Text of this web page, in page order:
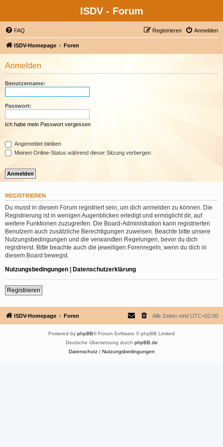
ISDV - Forum
FAQ Anmelden
Registrieren
ISDV-Homepage Foren
Anmelden
Benutzername:
Passwort:
Ich habe mein Passwort vergessen
Angemeldet bleiben
Meinen Online-Status während dieser Sitzung verbergen
REGISTRIEREN
Du musst in diesem Forum registriert sein, um dich anmelden zu können. Die
Registrierung ist in wenigen Augenblicken erledigt und ermöglicht dir, auf
weitere Funktionen zuzugreifen. Die Board-Administration kann registrierten
Benutzern auch zusätzliche Berechtigungen zuweisen. Beachte bitte unsere
Nutzungsbedingungen und die verwandten Regelungen, bevor du dich
registrierst. Bitte beachte auch die jeweiligen Forenregeln, wenn du dich in
diesem Board bewegst.
Nutzungsbedingungen | Datenschutzerklärung
Registrieren
ISDV-Homepage Foren Alle Zeiten sind UTC+02:00
Powered by phpBB® Forum Software © phpBB Limited
Deutsche Übersetzung durch phpBB.de
Datenschutz| Nutzungsbedingungen